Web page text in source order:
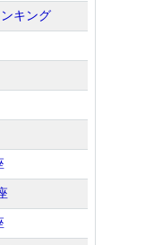
キング